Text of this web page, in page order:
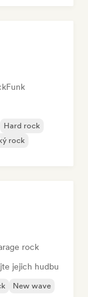
Funk
Hard rock
rock
rock
jejich hudbu
New wave